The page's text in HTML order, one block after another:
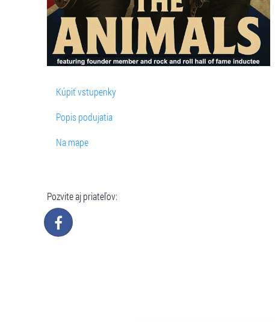
Kúpiť vstupenky
Popis podujatia
Na mape
Pozvite aj priateľov: